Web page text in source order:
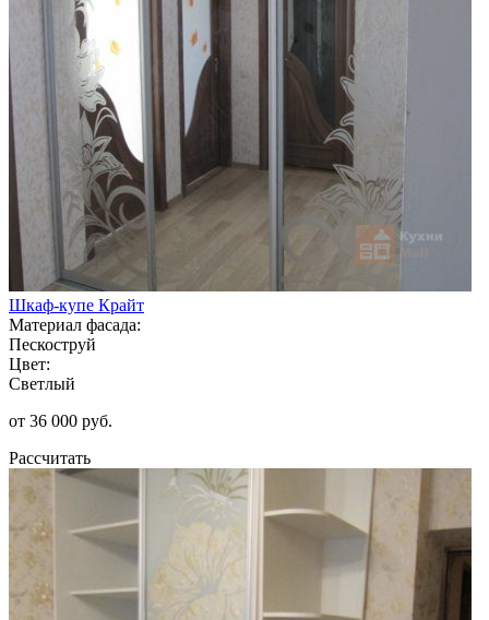
Шкаф-купе Крайт
Материал фасада:
Пескоструй
Цвет:
Светлый
от 36 000 руб.
Рассчитать